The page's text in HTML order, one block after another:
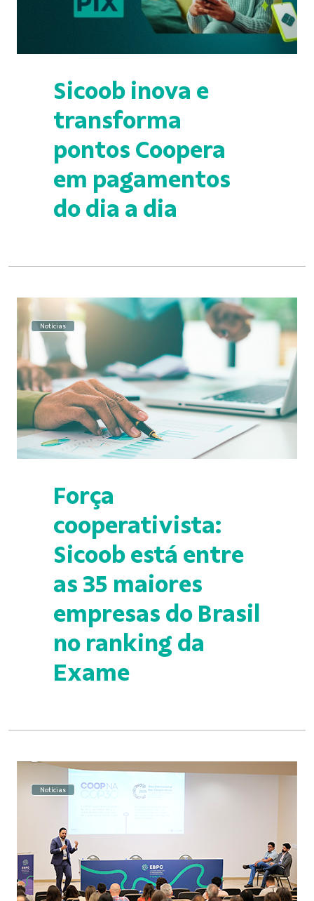
Sicoob inova e
transforma
pontos Coopera
em pagamentos
do dia a dia
Notícias
Força
cooperativista:
Sicoob está entre
as 35 maiores
empresas do Brasil
no ranking da
Exame
Notícias